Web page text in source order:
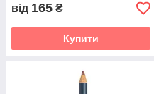
від 165 ₴
Купити